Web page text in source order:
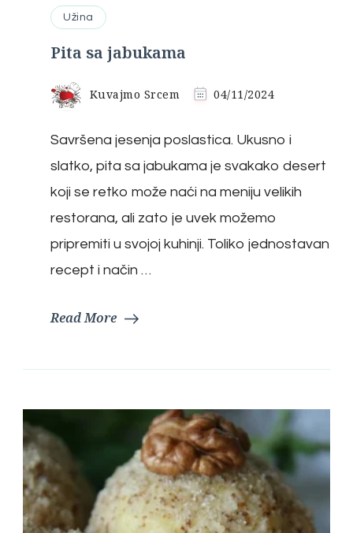
Užina
Pita sa jabukama
Kuvajmo Srcem 04/11/2024
Savršena jesenja poslastica. Ukusno i
slatko, pita sa jabukama je svakako desert
koji se retko može naći na meniju velikih
restorana, ali zato je uvek možemo
pripremiti u svojoj kuhinji. Toliko jednostavan
recept i način …
Read More